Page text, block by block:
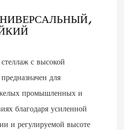
с высокой
для
промышленных и
благодаря усиленной
и регулируемой высоте